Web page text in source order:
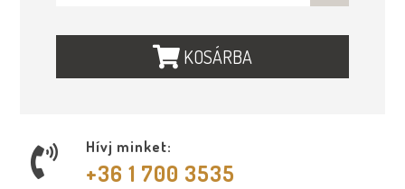
KOSÁRBA
Hívj minket:
+36 1 700 3535